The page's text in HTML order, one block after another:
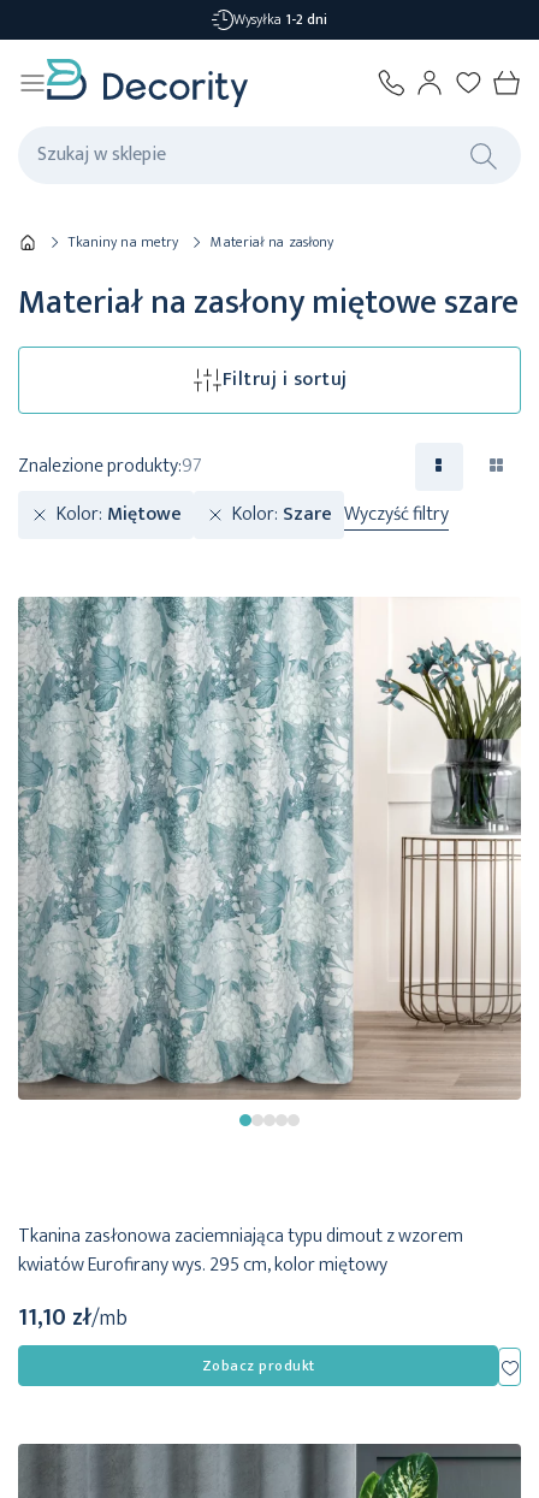
Darmowa dostawaod 299,99 zł
Tkaniny na metry Materiał na zasłony
Materiał na zasłony miętowe szare
Filtruj i sortuj
Znalezione produkty:97
Kolor Miętowe Kolor Szare Wyczyść filtry
Tkanina zasłonowa zaciemniająca typu dimout z wzorem
kwiatów Eurofirany wys. 295 cm, kolor miętowy
11,10 zł/mb
Zobacz produkt